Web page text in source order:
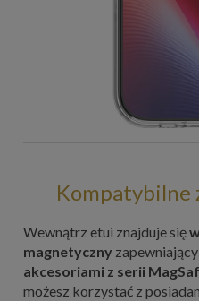
Kompatybilne
Wewnątrz etui znajduje się
magnetyczny zapewniający
akcesoriami z serii
możesz korzystać z